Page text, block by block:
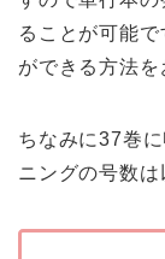
ることが可能
ができる方法を
ちなみに37巻
ニングの号数は